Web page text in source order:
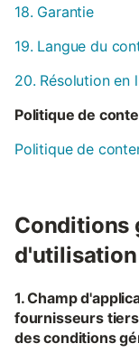
18. Garantie
19. Langue du
20. Résolution en
Politique de
Politique de
Conditions
d'utilisation
1. Champ
fournisseurs
des conditions